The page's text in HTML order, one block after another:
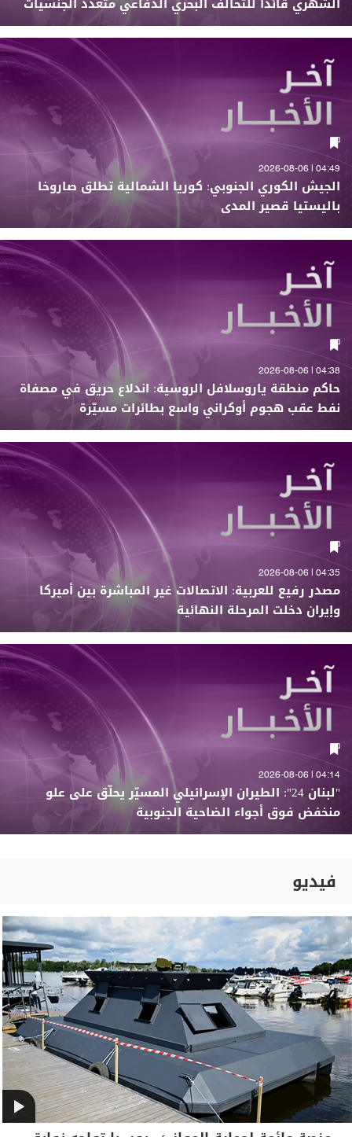
04:49 | 2026-08-06
الجيش الكوري الجنوبي: كوريا الشمالية تطلق صاروخا
باليستيا قصير المدى
04:38 | 2026-08-06
حاكم منطقة ياروسلافل الروسية: اندلاع حريق في مصفاة
نفط عقب هجوم أوكراني واسع بطائرات مسيّرة
04:35 | 2026-08-06
مصدر رفيع للعربية: الاتصالات غير المباشرة بين أميركا
وإيران دخلت المرحلة النهائية
04:14 | 2026-08-06
"لبنان 24": الطيران الإسرائيلي المسيّر يحلّق على علو
منخفض فوق أجواء الضاحية الجنوبية
فيديو